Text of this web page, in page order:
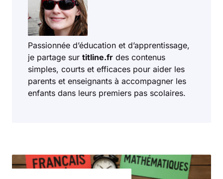
Passionnée d’éducation et d’apprentissage,
je partage sur titline.fr des contenus
simples, courts et efficaces pour aider les
parents et enseignants à accompagner les
enfants dans leurs premiers pas scolaires.